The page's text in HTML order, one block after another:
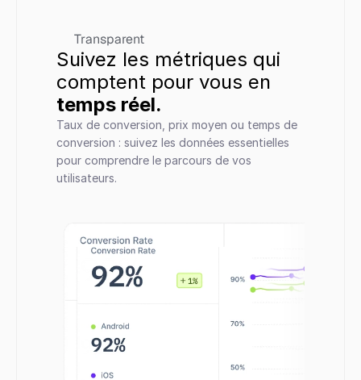
Transparent
Suivez les métriques qui
temps réel.
Taux de conversion, prix moyen ou temps de
conversion : suivez les données essentielles
pour comprendre le parcours de vos
utilisateurs.